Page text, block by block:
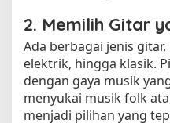
2. Memilih Gitar
Ada berbagai jenis
elektrik, hingga klasik.
dengan gaya musik
menyukai musik folk
menjadi pilihan yang